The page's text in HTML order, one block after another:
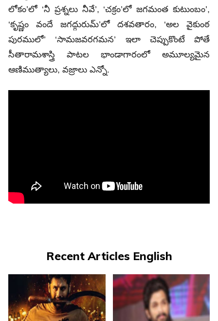
లోకం’లో ‘నీ ప్రశ్నలు నీవే’, ‘చక్రం’లో జగమంత కుటుంబం’,
‘కృష్ణం వందే జగద్గురుమ్‌’లో దశవతారం, ‘అల వైకుంఠ
పురములో’ ‘సామజవరగమన’ ఇలా చెప్పుకొంటే పోతే
సీతారామశాస్త్రి పాటల భాండాగారంలో అమూల్యమైన
ఆణిముత్యాలు, వజ్రాలు ఎన్నో.
Recent Articles English